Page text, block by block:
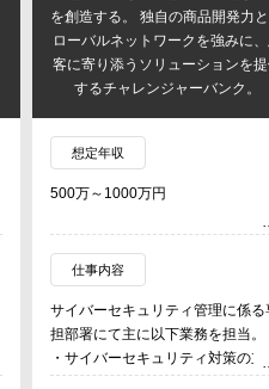
を創造する。 独自の商品開発力
ローバルネットワークを強みに
客に寄り添うソリューションを
するチャレンジャーバンク。
想定年収
500万～1000万円
仕事内容
サイバーセキュリティ管理に係る
担部署にて主に以下業務を担当。
・サイバーセキュリティ対策の立
と推進